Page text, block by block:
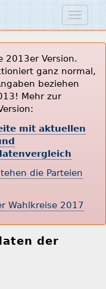
2013er Version.
ganz normal,
beziehen
Mehr zur
mit aktuellen
die Parteien
Wahlkreise 2017
der